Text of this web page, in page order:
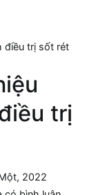
trị
2022